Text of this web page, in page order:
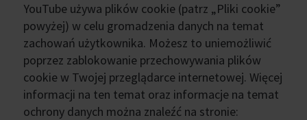
YouTube używa plików cookie (patrz „Pliki cookie”
powyżej) w celu gromadzenia danych na temat
zachowań użytkownika. Możesz to uniemożliwić
poprzez zablokowanie przechowywania plików
cookie w Twojej przeglądarce internetowej. Więcej
informacji na ten temat oraz informacje na temat
ochrony danych można znaleźć na stronie: